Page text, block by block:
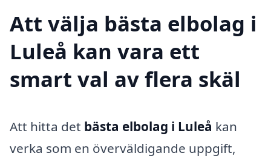
Att välja bästa elbolag i
Luleå kan vara ett
smart val av flera skäl
Att hitta det bästa elbolag i Luleå kan
verka som en överväldigande uppgift,